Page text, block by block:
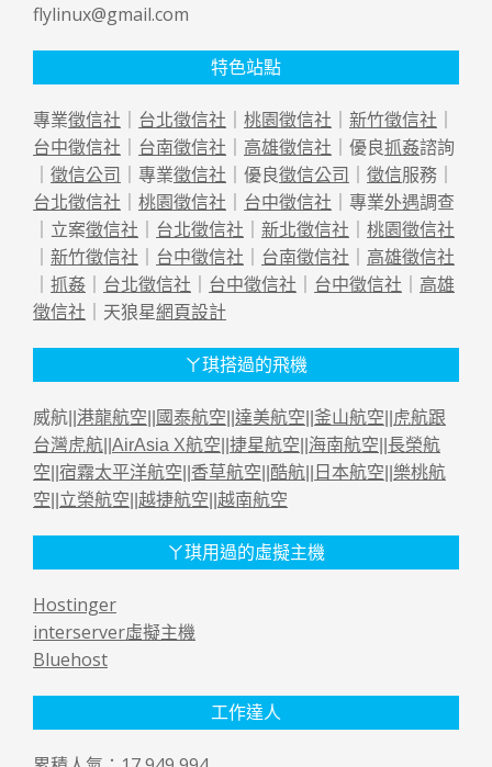
flylinux@gmail.com
特色站點
專業徵信社 台北徵信社 桃園徵信社 新竹徵信社
台中徵信社
台南徵信社 高雄徵信社 ｜優良抓姦諮詢
徵信公司 ｜專業徵信社 ｜優良徵信公司 徵信服務｜
台北徵信社
桃園徵信社 台中徵信社 ｜專業外遇調查
｜立案徵信社 台北徵信社 新北徵信社
桃園徵信社
新竹徵信社 台中徵信社 台南徵信社
高雄徵信社
抓姦 台北徵信社 台中徵信社 台中徵信社
高雄
徵信社 ｜天狼星網頁設計
ㄚ琪搭過的飛機
威航|| 港龍航空 國泰航空 達美航空 釜山航空
虎航跟
台灣虎航 AirAsia X航空 捷星航空 海南航空 長榮航
空 宿霧太平洋航空 香草航空 酷航 日本航空 樂桃航
空 立榮航空 越捷航空 越南航空
ㄚ琪用過的虛擬主機
Hostinger
interserver虛擬主機
Bluehost
工作達人